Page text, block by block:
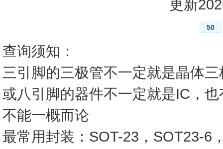
更新
50
查询须知：
三引脚的三极管不一定就是晶体
或八引脚的器件不一定就是IC，
不能一概而论
最常用封装：SOT-23，SOT23-6